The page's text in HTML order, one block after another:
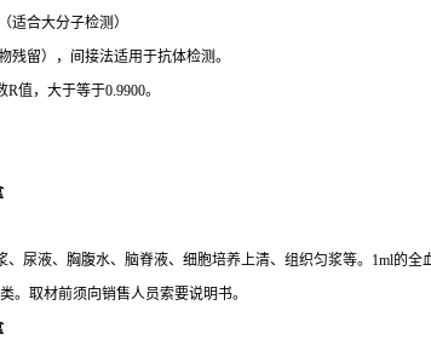
适合大分子检测）
残留），间接法适用于抗体检测。
值，大于等于0.9900。
尿液、胸腹水、脑脊液、细胞培养上清、组织匀浆等。1ml的全
。取材前须向销售人员索要说明书。